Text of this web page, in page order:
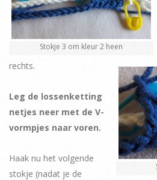
Stokje 3 om kleur 2 heen
rechts.
Leg de lossenketting
netjes neer met de V-
vormpjes naar voren.
Haak nu het volgende
stokje (nadat je de